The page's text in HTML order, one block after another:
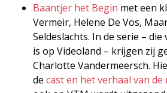
Baantjer het Begin met een
Vermeir, Helene De Vos,
Seldeslachts. In de serie –
is op Videoland – krijgen zij
Charlotte Vandermeersch.
de cast en het verhaal van